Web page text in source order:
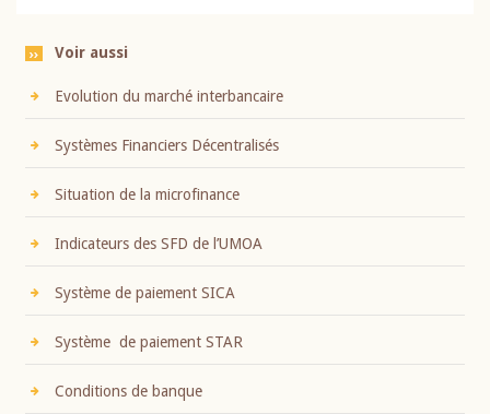
Voir aussi
Evolution du marché interbancaire
Systèmes Financiers Décentralisés
Situation de la microfinance
Indicateurs des SFD de l’UMOA
Système de paiement SICA
Système de paiement STAR
Conditions de banque